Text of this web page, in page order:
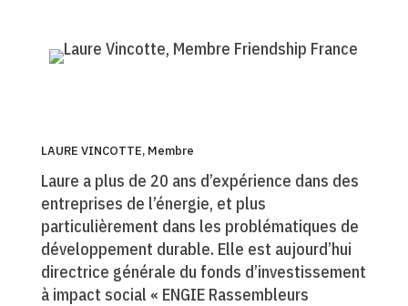
LAURE VINCOTTE, Membre
Laure a plus de 20 ans d’expérience dans des
entreprises de l’énergie, et plus
particulièrement dans les problématiques de
développement durable. Elle est aujourd’hui
directrice générale du fonds d’investissement
à impact social « ENGIE Rassembleurs